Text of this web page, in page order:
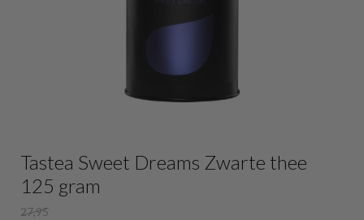
Tastea Sweet Dreams Zwarte thee
125 gram
27,95